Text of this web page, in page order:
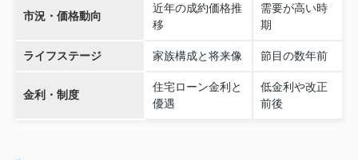
市況・価格動向
近年の成約価格推
移
需要が高い時
期
ライフステージ 家族構成と将来像 節目の数年前
金利・制度
住宅ローン金利と
優遇
低金利や改正
前後